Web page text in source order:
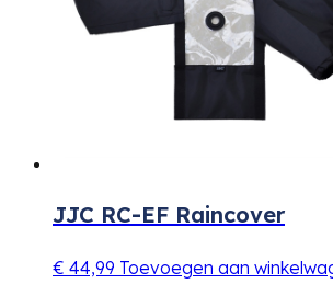
JJC RC-EF Raincover
€ 44,99 Toevoegen aan